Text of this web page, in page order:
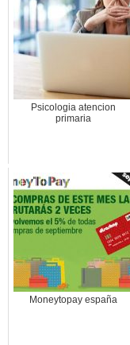
Psicologia atencion
primaria
Moneytopay españa